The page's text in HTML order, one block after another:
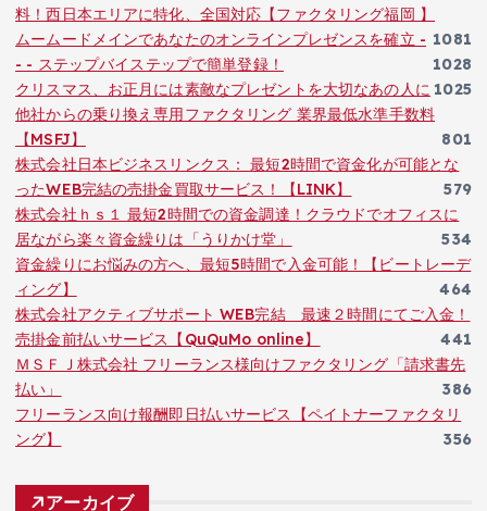
料！西日本エリアに特化、全国対応【ファクタリング福岡 】
1081
ムームードメインであなたのオンラインプレゼンスを確立 -
- - ステップバイステップで簡単登録！
1028
クリスマス、お正月には素敵なプレゼントを大切なあの人に 1025
他社からの乗り換え専用ファクタリング 業界最低水準手数料
【MSFJ】
801
株式会社日本ビジネスリンクス： 最短2時間で資金化が可能とな
ったWEB完結の売掛金買取サービス！【LINK】
579
株式会社ｈｓ１ 最短2時間での資金調達！クラウドでオフィスに
居ながら楽々資金繰りは「うりかけ堂」
534
資金繰りにお悩みの方へ、最短5時間で入金可能！【ビートレーデ
ィング】
464
株式会社アクティブサポート WEB完結 最速２時間にてご入金！
売掛金前払いサービス【QuQuMo online】
441
ＭＳＦＪ株式会社 フリーランス様向けファクタリング「請求書先
払い」
386
フリーランス向け報酬即日払いサービス【ペイトナーファクタリ
ング】
356
アーカイブ